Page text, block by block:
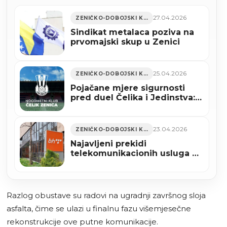
ZENIČKO-DOBOJSKI KANTON 27.04.2026
Sindikat metalaca poziva na
prvomajski skup u Zenici
ZENIČKO-DOBOJSKI KANTON 25.04.2026
Pojačane mjere sigurnosti
pred duel Čelika i Jedinstva:
ZENIČKO-DOBOJSKI KANTON 23.04.2026
Najavljeni prekidi
telekomunikacionih usluga u
Razlog obustave su radovi na ugradnji završnog sloja
asfalta, čime se ulazi u finalnu fazu višemjesečne
rekonstrukcije ove putne komunikacije.